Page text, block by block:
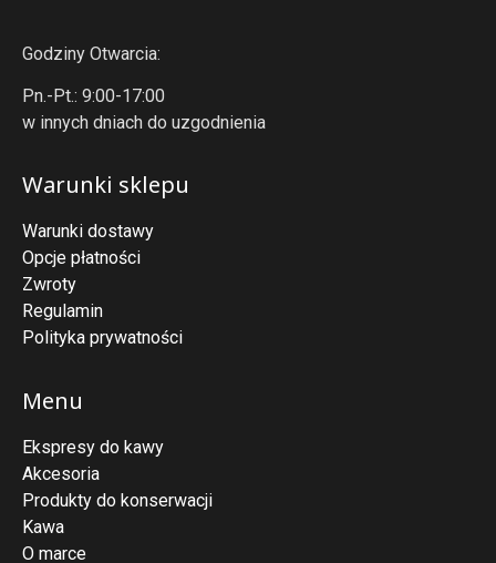
Godziny Otwarcia:
Pn.-Pt.: 9:00-17:00
w innych dniach do uzgodnienia
Warunki sklepu
Warunki dostawy
Opcje płatności
Zwroty
Regulamin
Polityka prywatności
Menu
Ekspresy do kawy
Akcesoria
Produkty do konserwacji
Kawa
O marce